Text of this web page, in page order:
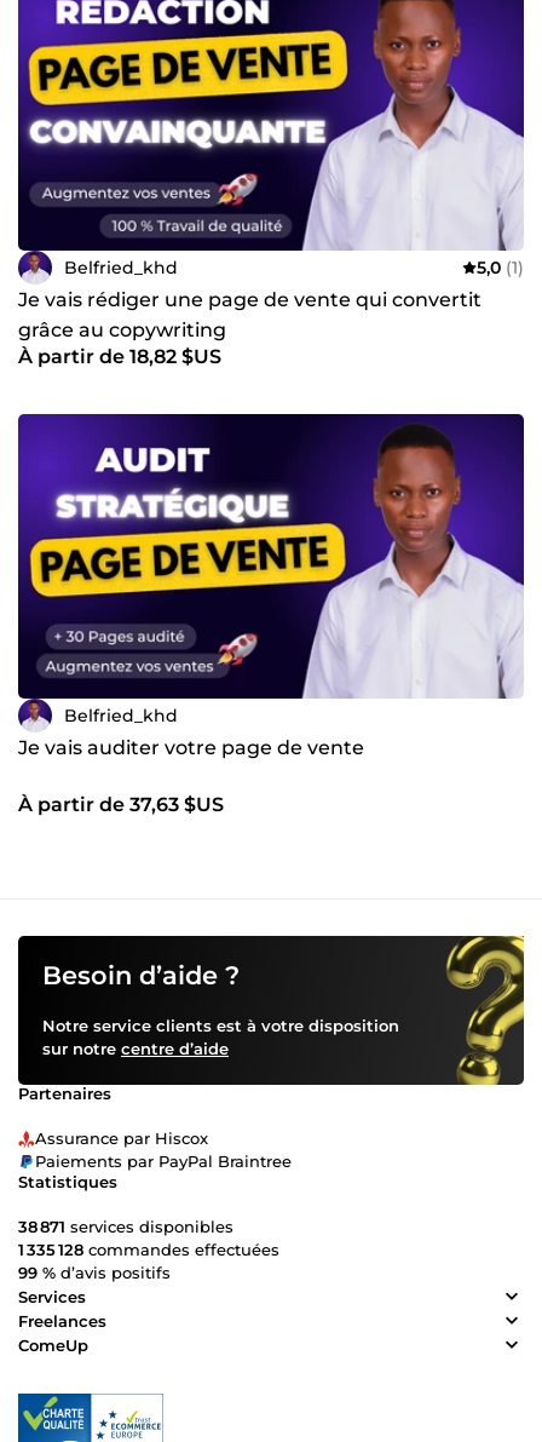
Belfried_khd 5,0 (1)
Je vais rédiger une page de vente qui convertit
grâce au copywriting
À partir de 18,82 $US
Belfried_khd
Je vais auditer votre page de vente
À partir de 37,63 $US
Besoin d’aide ?
Notre service clients est à votre disposition
sur notre centre d’aide
Partenaires
Assurance par Hiscox
Paiements par PayPal Braintree
Statistiques
38 871 services disponibles
1 335 128 commandes effectuées
99 % d’avis positifs
Services
Freelances
ComeUp